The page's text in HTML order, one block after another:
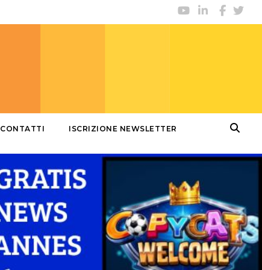
CONTATTI ISCRIZIONE NEWSLETTER